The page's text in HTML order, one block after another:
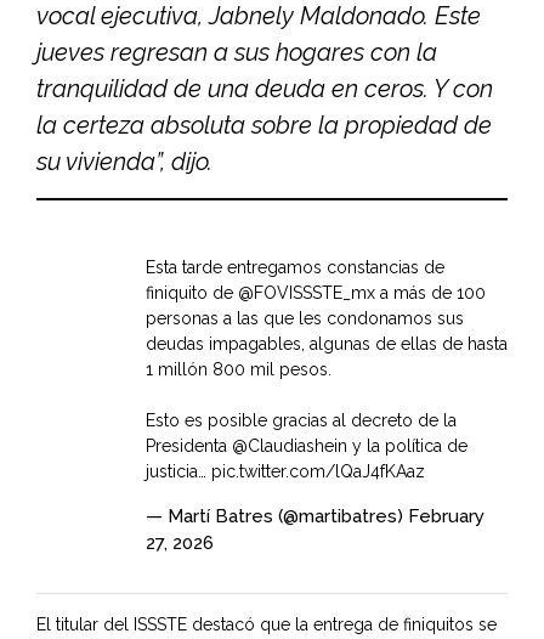
vocal ejecutiva, Jabnely Maldonado. Este
jueves regresan a sus hogares con la
tranquilidad de una deuda en ceros. Y con
la certeza absoluta sobre la propiedad de
su vivienda”, dijo.
Esta tarde entregamos constancias de
finiquito de @FOVISSSTE_mx a más de 100
personas a las que les condonamos sus
deudas impagables, algunas de ellas de hasta
1 millón 800 mil pesos.
Esto es posible gracias al decreto de la
Presidenta @Claudiashein y la política de
justicia… pic.twitter.com/lQaJ4fKAaz
— Martí Batres (@martibatres) February
27, 2026
El titular del ISSSTE destacó que la entrega de finiquitos se